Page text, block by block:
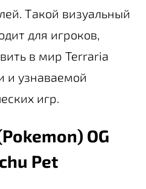
Такой визуальный
для игроков,
в мир Terraria
и узнаваемой
игр.
OG
Pet